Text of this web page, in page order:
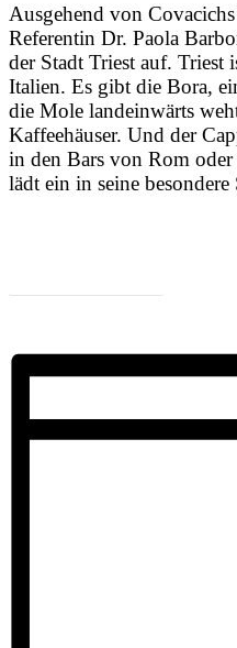
Ausgehend von
Referentin Dr. Paola
der Stadt Triest auf. Triest
Italien. Es gibt die Bora,
die Mole landeinwärts
Kaffeehäuser. Und der
in den Bars von Rom
lädt ein in seine besondere